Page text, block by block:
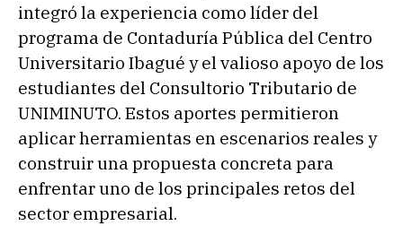
integró la experiencia como líder del
programa de Contaduría Pública del Centro
Universitario Ibagué y el valioso apoyo de los
estudiantes del Consultorio Tributario de
UNIMINUTO. Estos aportes permitieron
aplicar herramientas en escenarios reales y
construir una propuesta concreta para
enfrentar uno de los principales retos del
sector empresarial.